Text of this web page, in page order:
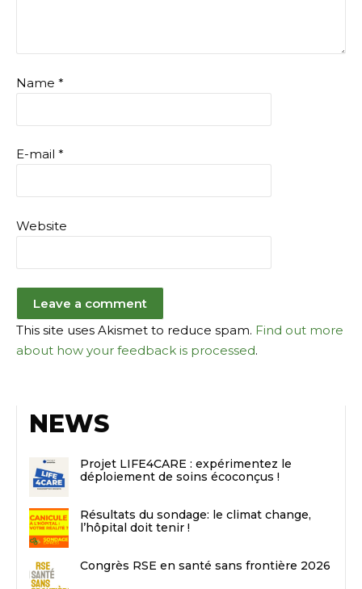
Name *
E-mail *
Website
This site uses Akismet to reduce spam. Find out more
about how your feedback is processed.
NEWS
Projet LIFE4CARE : expérimentez le
déploiement de soins écoconçus !
Résultats du sondage: le climat change,
l’hôpital doit tenir !
Congrès RSE en santé sans frontière 2026